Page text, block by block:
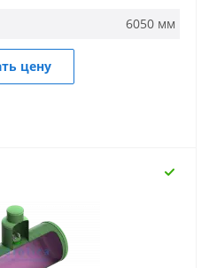
6050 мм
цену